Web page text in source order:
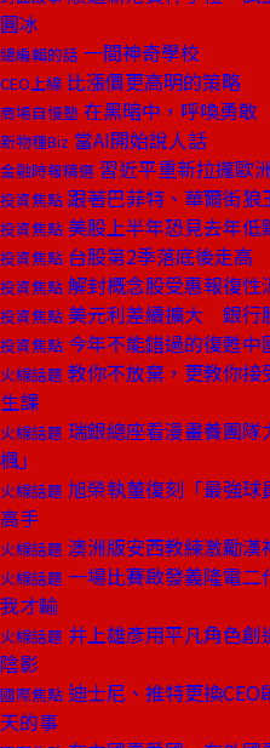
圓冰
總編輯的話 一間神奇學校
CEO上線 比漲價更高明的策略
商場自慢塾 在黑暗中，呼喚勇敢
新物種Biz 當AI開始說人話
金融時報精選 習近平重新拉攏歐
投資焦點 跟著巴菲特、華爾街
投資焦點 美股上半年恐見去年
投資焦點 台股第2季落底後走高
投資焦點 解封概念股受惠報復
投資焦點 美元利差續擴大 銀行
投資焦點 今年不能錯過的復甦
火線話題 教你不放棄，更教你
生課
火線話題 瑞銀總座看漫畫養團
楓」
火線話題 旭榮執董復刻「最強
高手
火線話題 澳洲版安西教練激勵
火線話題 一場比賽啟發義隆電
我才輸
火線話題 井上雄彥用平凡角色
陰影
國際焦點 迪士尼、推特更換
天的事